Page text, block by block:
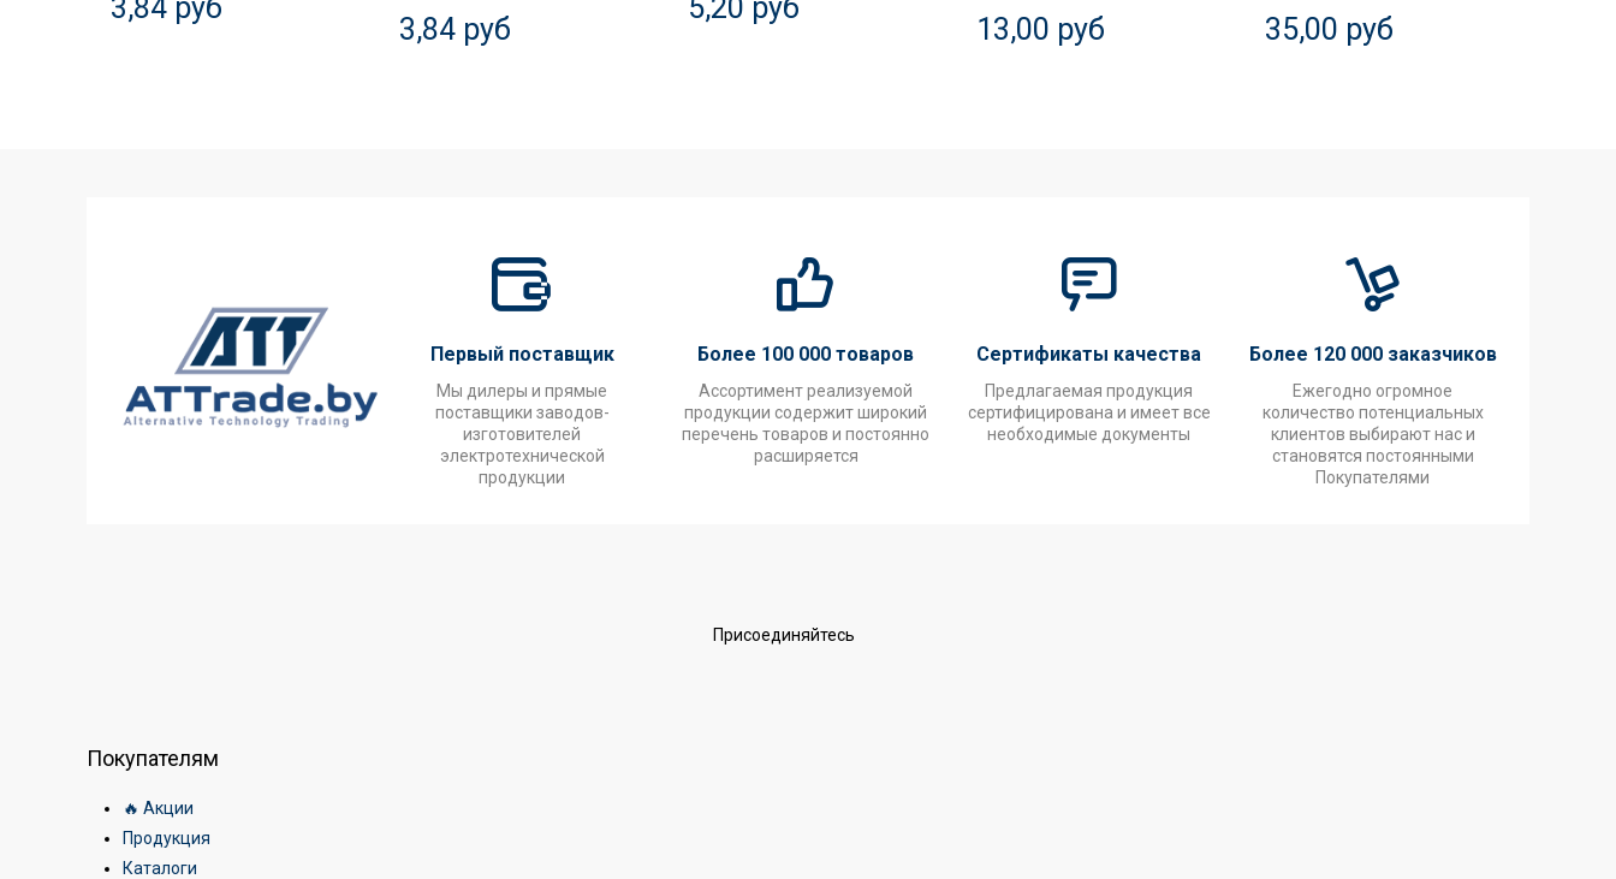
3,84 руб
3,84 руб
5,20 руб
13,00 руб 35,00 руб
Первый поставщик
Мы дилеры и прямые
поставщики заводов-
изготовителей
электротехнической
продукции
Более 100 000 товаров
Ассортимент реализуемой
продукции содержит широкий
перечень товаров и постоянно
расширяется
Сертификаты качества
Предлагаемая продукция
сертифицирована и имеет все
необходимые документы
Более 120 000 заказчиков
Ежегодно огромное
количество потенциальных
клиентов выбирают нас и
становятся постоянными
Покупателями
Присоединяйтесь
Покупателям
🔥 Акции
Продукция
Каталоги